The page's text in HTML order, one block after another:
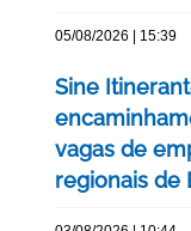
05/08/2026 | 15:39
Sine
vagas de
regionais de